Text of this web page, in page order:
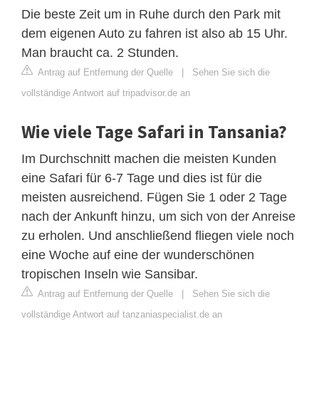
Die beste Zeit um in Ruhe durch den Park mit
dem eigenen Auto zu fahren ist also ab 15 Uhr.
Man braucht ca. 2 Stunden.
Antrag auf Entfernung der Quelle
Sehen Sie sich die
vollständige Antwort auf tripadvisor.de an
Wie viele Tage Safari in Tansania?
Im Durchschnitt machen die meisten Kunden
eine Safari für 6-7 Tage und dies ist für die
meisten ausreichend. Fügen Sie 1 oder 2 Tage
nach der Ankunft hinzu, um sich von der Anreise
zu erholen. Und anschließend fliegen viele noch
eine Woche auf eine der wunderschönen
tropischen Inseln wie Sansibar.
Antrag auf Entfernung der Quelle
Sehen Sie sich die
vollständige Antwort auf tanzaniaspecialist.de an